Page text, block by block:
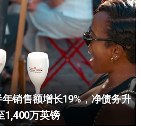
销售额增长19%，净债务升
1,400万英镑